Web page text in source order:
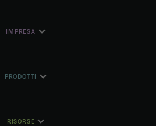
IMPRESA
PRODOTTI
RISORSE